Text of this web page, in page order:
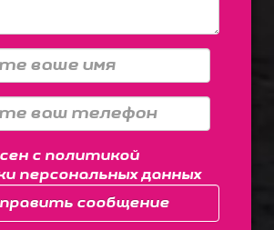
с политикой
персональных данных
сообщение